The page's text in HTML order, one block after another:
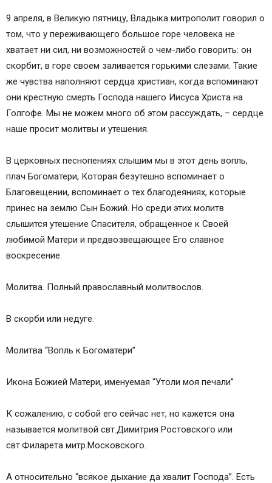
9 апреля, в Великую пятницу, Владыка митрополит говорил о
том, что у переживающего большое горе человека не
хватает ни сил, ни возможностей о чем-либо говорить: он
скорбит, в горе своем заливается горькими слезами. Такие
же чувства наполняют сердца христиан, когда вспоминают
они крестную смерть Господа нашего Иисуса Христа на
Голгофе. Мы не можем много об этом рассуждать, – сердце
наше просит молитвы и утешения.
В церковных песнопениях слышим мы в этот день вопль,
плач Богоматери, Которая безутешно вспоминает о
Благовещении, вспоминает о тех благодеяниях, которые
принес на землю Сын Божий. Но среди этих молитв
слышится утешение Спасителя, обращенное к Своей
любимой Матери и предвозвещающее Его славное
воскресение.
Молитва. Полный православный молитвослов.
В скорби или недуге.
Молитва “Вопль к Богоматери”
Икона Божией Матери, именуемая “Утоли моя печали”
К сожалению, с собой его сейчас нет, но кажется она
называется молитвой свт.Димитрия Ростовского или
свт.Филарета митр.Московского.
А относительно “всякое дыхание да хвалит Господа”. Есть